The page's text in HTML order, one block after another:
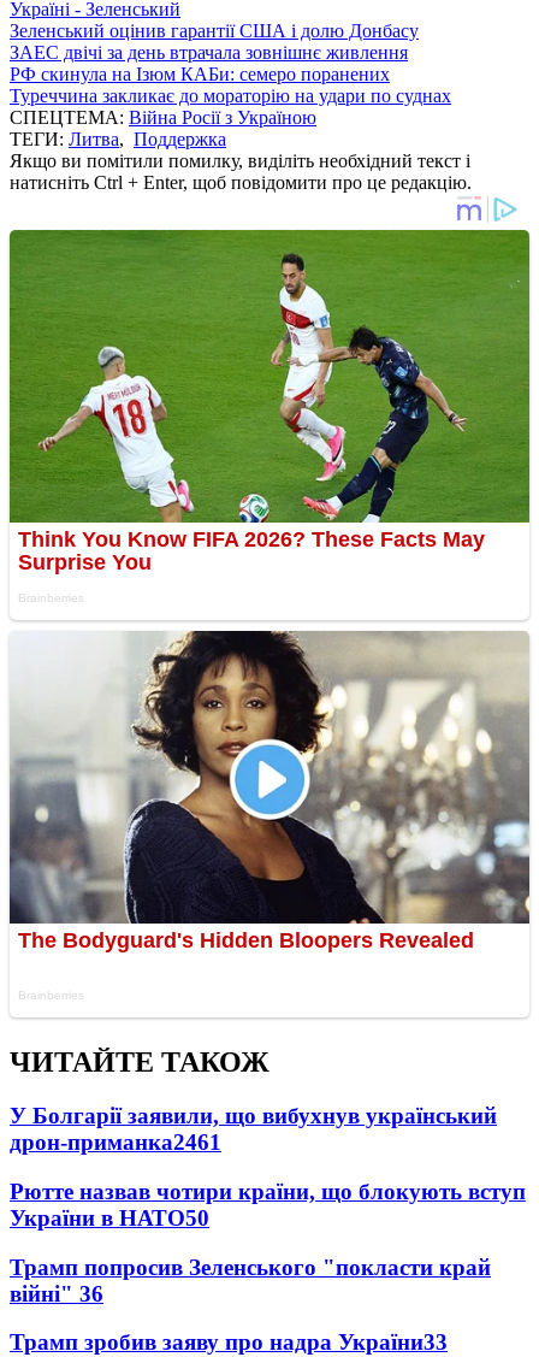
Україні - Зеленський
Зеленський оцінив гарантії США і долю Донбасу
ЗАЕС двічі за день втрачала зовнішнє живлення
РФ скинула на Ізюм КАБи: семеро поранених
Туреччина закликає до мораторію на удари по суднах
СПЕЦТЕМА: Війна Росії з Україною
ТЕГИ: Литва, Поддержка
Якщо ви помітили помилку, виділіть необхідний текст і
натисніть Ctrl + Enter, щоб повідомити про це редакцію.
ЧИТАЙТЕ ТАКОЖ
У Болгарії заявили, що вибухнув український
дрон-приманка2461
Рютте назвав чотири країни, що блокують вступ
України в НАТО50
Трамп попросив Зеленського "покласти край
війні" 36
Трамп зробив заяву про надра України33